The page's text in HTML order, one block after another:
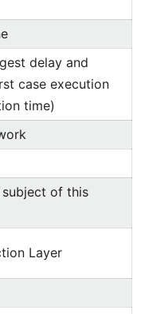
delay and
case execution
time)
subject of this
Layer